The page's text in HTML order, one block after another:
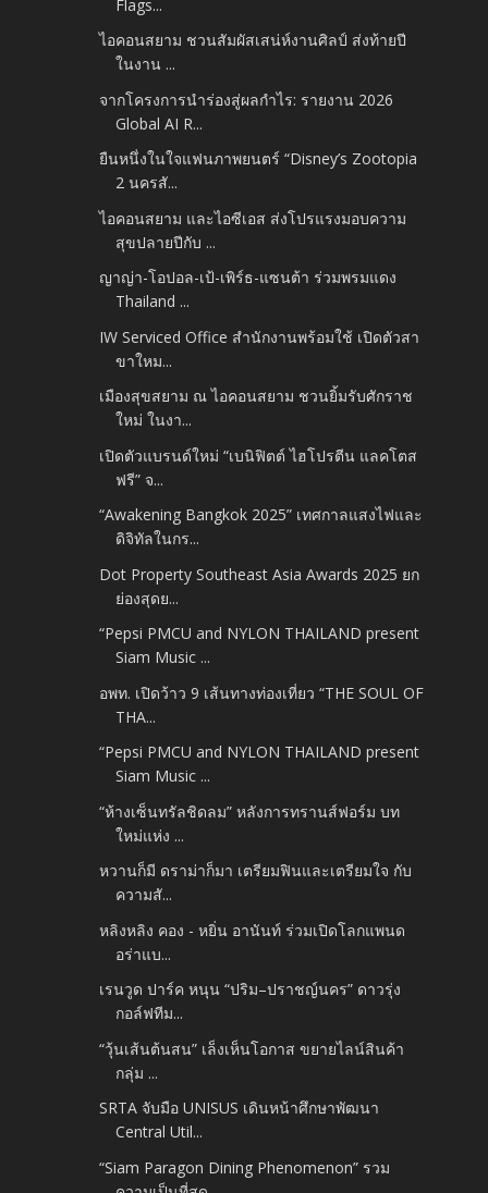
Flags...
ไอคอนสยาม ชวนสัมผัสเสน่ห์งานศิลป์ ส่งท้ายปี
ในงาน ...
จากโครงการนำร่องสู่ผลกำไร: รายงาน 2026
Global AI R...
ยืนหนึ่งในใจแฟนภาพยนตร์ “Disney’s Zootopia
2 นครสั...
ไอคอนสยาม และไอซีเอส ส่งโปรแรงมอบความ
สุขปลายปีกับ ...
ญาญ่า-โอปอล-เป้-เพิร์ธ-แซนต้า ร่วมพรมแดง
Thailand ...
IW Serviced Office สำนักงานพร้อมใช้ เปิดตัวสา
ขาใหม...
เมืองสุขสยาม ณ ไอคอนสยาม ชวนยิ้มรับศักราช
ใหม่ ในงา...
เปิดตัวแบรนด์ใหม่ “เบนิฟิตต์ ไฮโปรตีน แลคโตส
ฟรี” จ...
“Awakening Bangkok 2025” เทศกาลแสงไฟและ
ดิจิทัลในกร...
Dot Property Southeast Asia Awards 2025 ยก
ย่องสุดย...
“Pepsi PMCU and NYLON THAILAND present
Siam Music ...
อพท. เปิดว้าว 9 เส้นทางท่องเที่ยว “THE SOUL OF
THA...
“Pepsi PMCU and NYLON THAILAND present
Siam Music ...
“ห้างเซ็นทรัลชิดลม” หลังการทรานส์ฟอร์ม บท
ใหม่แห่ง ...
หวานก็มี ดราม่าก็มา เตรียมฟินและเตรียมใจ กับ
ความสั...
หลิงหลิง คอง - หยิ่น อานันท์ ร่วมเปิดโลกแพนด
อร่าแบ...
เรนวูด ปาร์ค หนุน “ปริม–ปราชญ์นคร” ดาวรุ่ง
กอล์ฟทีม...
“วุ้นเส้นต้นสน” เล็งเห็นโอกาส ขยายไลน์สินค้า
กลุ่ม ...
SRTA จับมือ UNISUS เดินหน้าศึกษาพัฒนา
Central Util...
“Siam Paragon Dining Phenomenon” รวม